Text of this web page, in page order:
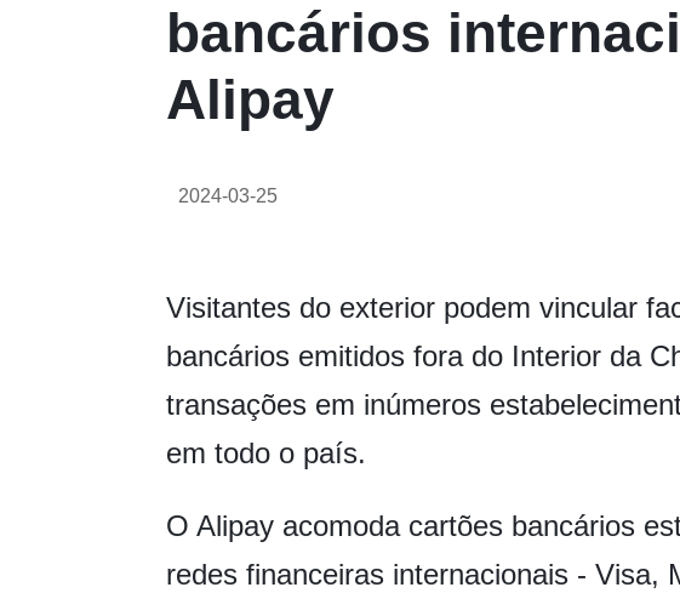
bancários
Alipay
2024-03-25
Visitantes do exterior podem vincular
bancários emitidos fora do Interior da
transações em inúmeros
em todo o país.
O Alipay acomoda cartões bancários
redes financeiras internacionais - Visa,